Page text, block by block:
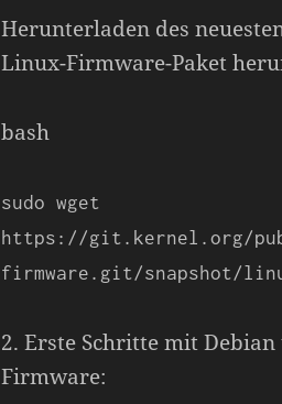
Herunterladen des
Linux-Firmware-Paket
bash
sudo wget
https://git.kernel.org/
firmware.git/snapshot/
2. Erste Schritte mit
Firmware: